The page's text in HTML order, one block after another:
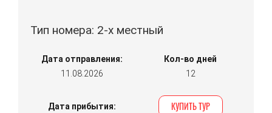
Тип номера: 2-х местный
Дата отправления:
11.08.2026
Кол-во дней
12
Дата прибытия:
КУПИТЬ ТУР